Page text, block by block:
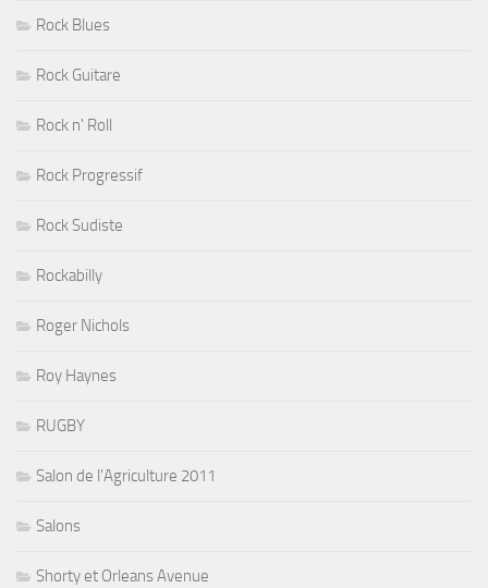
Rock Blues
Rock Guitare
Rock n' Roll
Rock Progressif
Rock Sudiste
Rockabilly
Roger Nichols
Roy Haynes
RUGBY
Salon de l'Agriculture 2011
Salons
Shorty et Orleans Avenue